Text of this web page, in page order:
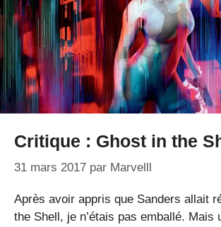
Critique : Ghost in the
31 mars 2017 par Marvelll
Après avoir appris que Sanders allait
the Shell, je n’étais pas emballé. Mais